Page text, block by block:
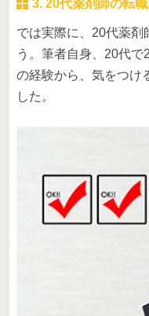
3. 20代薬剤師の転
では実際に、20代薬剤
う。筆者自身、20代
の経験から、気をつけ
した。